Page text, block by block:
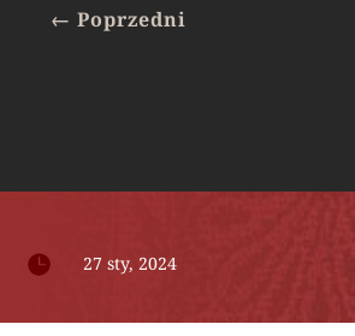
←Poprzedni
 27 sty, 2024